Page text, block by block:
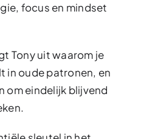
focus en mindset
Tony uit waarom je
in oude patronen, en
om eindelijk blijvend